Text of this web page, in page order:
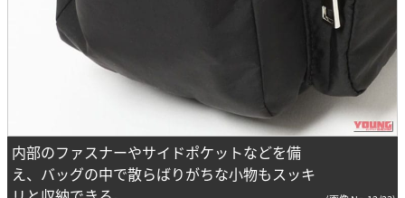
内部のファスナーやサイドポケットなどを備
え、バッグの中で散らばりがちな小物もスッキ